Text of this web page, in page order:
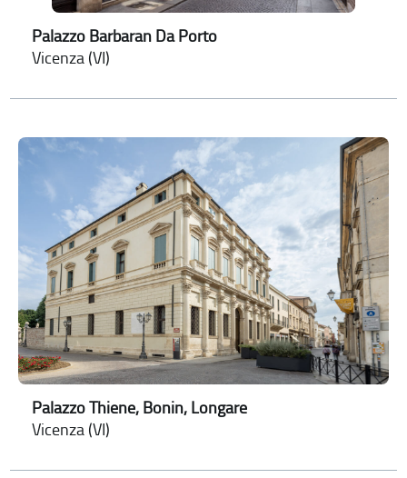
Palazzo Barbaran Da Porto
Vicenza (VI)
Palazzo Thiene, Bonin, Longare
Vicenza (VI)